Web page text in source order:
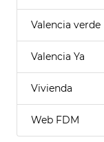
Valencia verde
Valencia Ya
Vivienda
Web FDM